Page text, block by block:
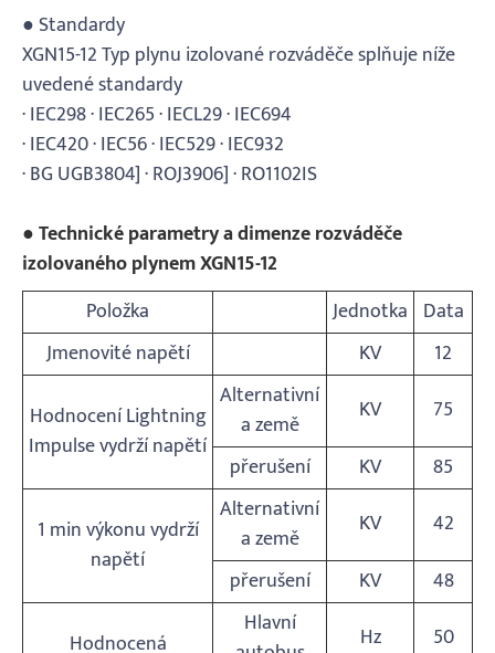
● Standardy
XGN15-12 Typ plynu izolované rozváděče splňuje níže
uvedené standardy
· IEC298 · IEC265 · IECL29 · IEC694
· IEC420 · IEC56 · IEC529 · IEC932
· BG UGB3804] · ROJ3906] · RO1102IS
● Technické parametry a dimenze rozváděče
izolovaného plynem XGN15-12
Položka
Jednotka Data
Jmenovité napětí
KV
12
Hodnocení Lightning
Impulse vydrží napětí
Alternativní
a země
KV
75
přerušení
KV
85
1 min výkonu vydrží
napětí
Alternativní
a země
KV
42
přerušení
KV
48
Hodnocená
Hlavní
Hz 50